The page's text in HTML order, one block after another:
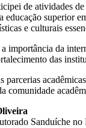
de atividades de
educação superior
e culturais
importância da
das
parcerias
comunidade
Sanduíche